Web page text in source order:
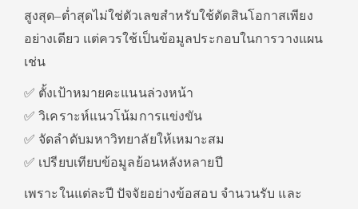
สูงสุด–ต่ำสุดไม่ใช่ตัวเลขสำหรับใช้ตัดสินโอกาสเพียง
อย่างเดียว แต่ควรใช้เป็นข้อมูลประกอบในการวางแผน
เช่น
✅ ตั้งเป้าหมายคะแนนล่วงหน้า
✅ วิเคราะห์แนวโน้มการแข่งขัน
✅ จัดลำดับมหาวิทยาลัยให้เหมาะสม
✅ เปรียบเทียบข้อมูลย้อนหลังหลายปี
เพราะในแต่ละปี ปัจจัยอย่างข้อสอบ จำนวนรับ และ